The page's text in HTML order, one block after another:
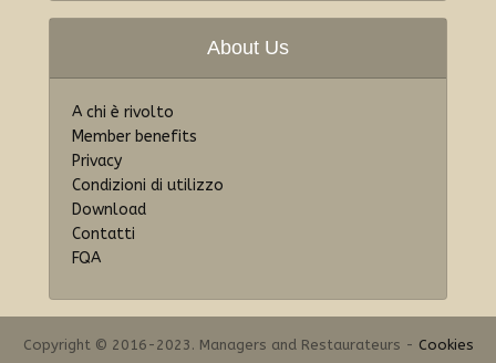
About Us
A chi è rivolto
Member benefits
Privacy
Condizioni di utilizzo
Download
Contatti
FQA
Copyright © 2016-2023. Managers and Restaurateurs - Cookies